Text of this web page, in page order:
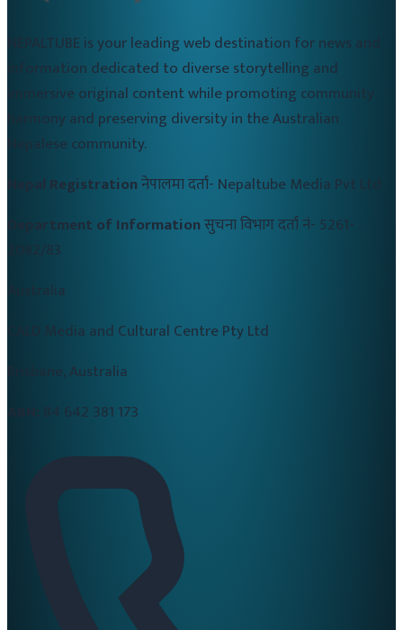
NEPALTUBE is your leading web destination for news and
information dedicated to diverse storytelling and
immersive original content while promoting community
harmony and preserving diversity in the Australian
Nepalese community.
Nepal Registrationनेपालमा दर्ता- Nepaltube Media Pvt Ltd
Department of Informationसुचना विभाग दर्ता नं- 5261-
2082/83
Australia
CALD Media and Cultural Centre Pty Ltd
Brisbane, Australia
84 642 381 173